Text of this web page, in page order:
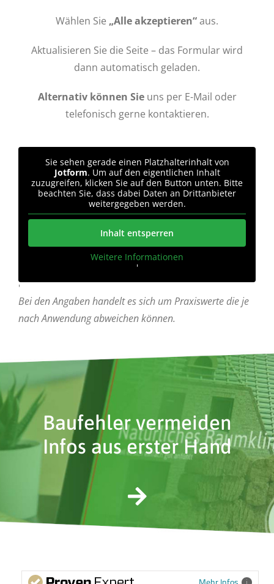
Wählen Sie „Alle akzeptieren“aus.
Aktualisieren Sie die Seite – das Formular wird
dann automatisch geladen.
Alternativ können Sie uns per E-Mail oder
telefonisch gerne kontaktieren.
Sie sehen gerade einen Platzhalterinhalt von
Jotform. Um auf den eigentlichen Inhalt
zuzugreifen, klicken Sie auf den Button unten. Bitte
beachten Sie, dass dabei Daten an Drittanbieter
weitergegeben werden.
Inhalt entsperren
Weitere Informationen
'
'
Bei den Angaben handelt es sich um Praxiswerte die je
nach Anwendung abweichen können.
Baufehler vermeiden
Infos aus erster Hand